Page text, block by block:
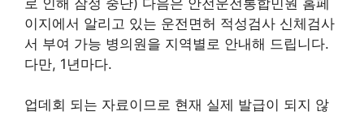
이지에서 알리고 있는 운전면허 적성검사 신체검사
서 부여 가능 병의원을 지역별로 안내해 드립니다.
다만, 1년마다.
업데회 되는 자료이므로 현재 실제 발급이 되지 않